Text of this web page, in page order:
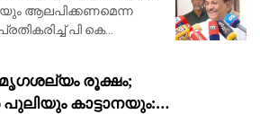
ആലപിക്കണമെന്ന
പി കെ
നിലപാടിൽ
രൂക്ഷം;
പുലിയും കാട്ടാനയും: